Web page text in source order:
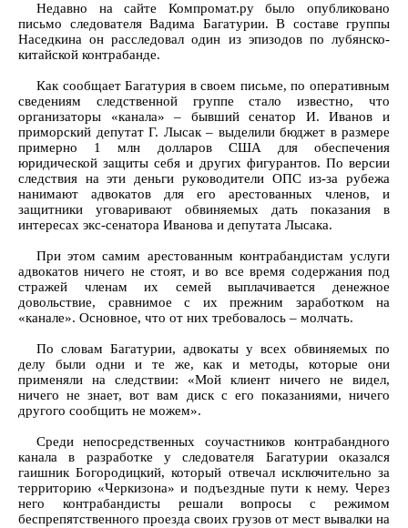
Недавно на сайте Компромат.ру было опубликовано
письмо следователя Вадима Багатурии. В составе группы
Наседкина он расследовал один из эпизодов по лубянско-
китайской контрабанде.
Как сообщает Багатурия в своем письме, по оперативным
сведениям следственной группе стало известно, что
организаторы «канала» – бывший сенатор И. Иванов и
приморский депутат Г. Лысак – выделили бюджет в размере
примерно 1 млн долларов США для обеспечения
юридической защиты себя и других фигурантов. По версии
следствия на эти деньги руководители ОПС из-за рубежа
нанимают адвокатов для его арестованных членов, и
защитники уговаривают обвиняемых дать показания в
интересах экс-сенатора Иванова и депутата Лысака.
При этом самим арестованным контрабандистам услуги
адвокатов ничего не стоят, и во все время содержания под
стражей членам их семей выплачивается денежное
довольствие, сравнимое с их прежним заработком на
«канале». Основное, что от них требовалось – молчать.
По словам Багатурии, адвокаты у всех обвиняемых по
делу были одни и те же, как и методы, которые они
применяли на следствии: «Мой клиент ничего не видел,
ничего не знает, вот вам диск с его показаниями, ничего
другого сообщить не можем».
Среди непосредственных соучастников контрабандного
канала в разработке у следователя Багатурии оказался
гаишник Богородицкий, который отвечал исключительно за
территорию «Черкизона» и подъездные пути к нему. Через
него контрабандисты решали вопросы с режимом
беспрепятственного проезда своих грузов от мест вывалки на